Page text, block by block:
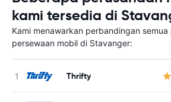
kami tersedia di
Kami menawarkan perbandingan semua
persewaan mobil di Stavanger:
Thrifty